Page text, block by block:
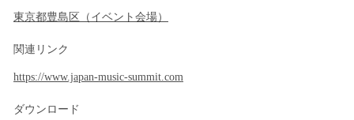
東京都豊島区 （ イベント会場）
関連リンク
https://www.japan-music-summit.com
ダウンロード